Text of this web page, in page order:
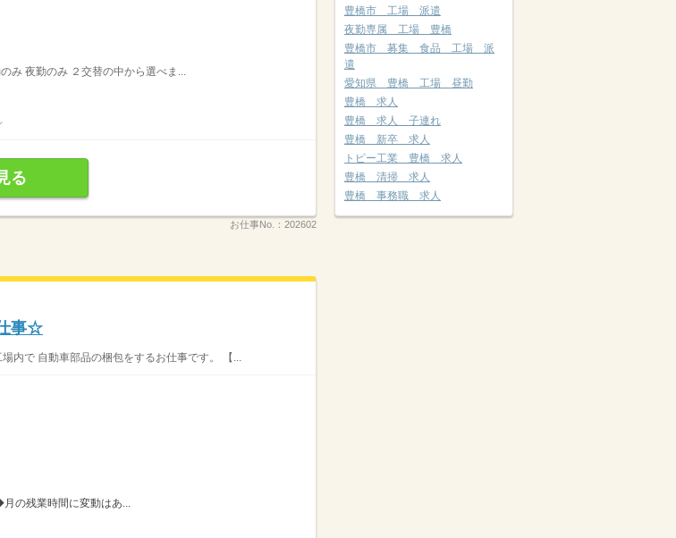
み 夜勤のみ ２交替の中から選べま...
る
お仕事No.： 202602
事☆
内で 自動車部品の梱包をするお仕事です。 【...
の残業時間に変動はあ...
豊橋市 工場 派遣
夜勤専属 工場 豊橋
豊橋市 募集 食品 工場 派
遣
愛知県 豊橋 工場 昼勤
豊橋 求人
豊橋 求人 子連れ
豊橋 新卒 求人
トピー工業 豊橋 求人
豊橋 清掃 求人
豊橋 事務職 求人